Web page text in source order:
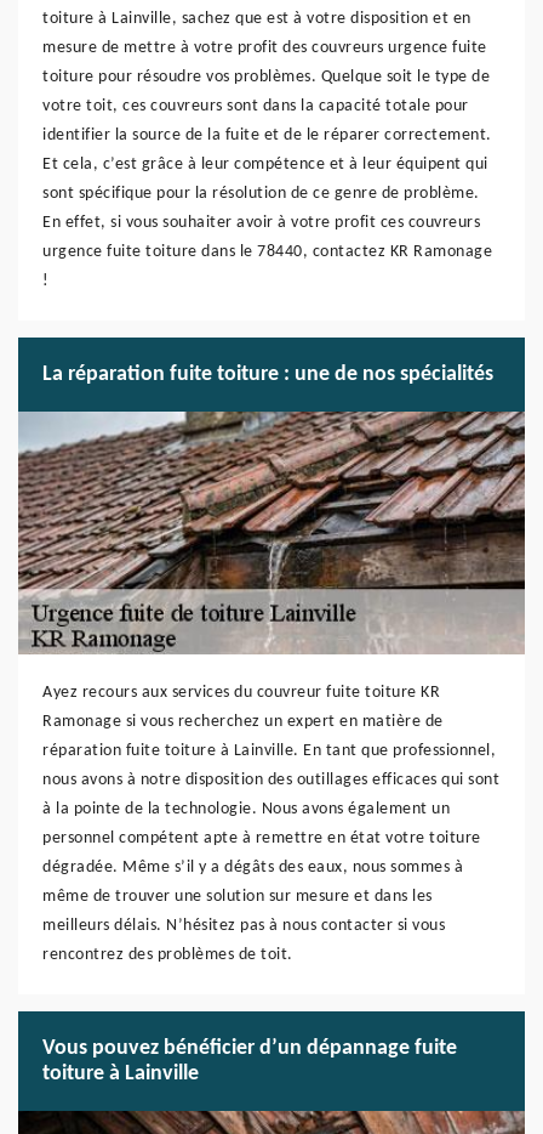
toiture à Lainville, sachez que est à votre disposition et en
mesure de mettre à votre profit des couvreurs urgence fuite
toiture pour résoudre vos problèmes. Quelque soit le type de
votre toit, ces couvreurs sont dans la capacité totale pour
identifier la source de la fuite et de le réparer correctement.
Et cela, c’est grâce à leur compétence et à leur équipent qui
sont spécifique pour la résolution de ce genre de problème.
En effet, si vous souhaiter avoir à votre profit ces couvreurs
urgence fuite toiture dans le 78440, contactez KR Ramonage
!
La réparation fuite toiture : une de nos spécialités
Ayez recours aux services du couvreur fuite toiture KR
Ramonage si vous recherchez un expert en matière de
réparation fuite toiture à Lainville. En tant que professionnel,
nous avons à notre disposition des outillages efficaces qui sont
à la pointe de la technologie. Nous avons également un
personnel compétent apte à remettre en état votre toiture
dégradée. Même s’il y a dégâts des eaux, nous sommes à
même de trouver une solution sur mesure et dans les
meilleurs délais. N’hésitez pas à nous contacter si vous
rencontrez des problèmes de toit.
Vous pouvez bénéficier d’un dépannage fuite
toiture à Lainville